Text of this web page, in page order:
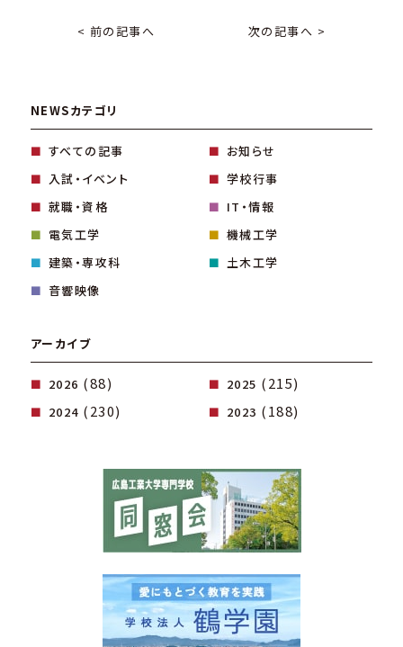
< 前の記事へ 次の記事へ >
NEWSカテゴリ
すべての記事
お知らせ
入試・イベント
学校行事
就職・資格
IT・情報
電気工学
機械工学
建築・専攻科
土木工学
音響映像
アーカイブ
2026 (88) 2025 (215)
2024 (230) 2023 (188)